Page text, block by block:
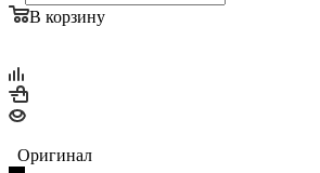
В корзину
Оригинал